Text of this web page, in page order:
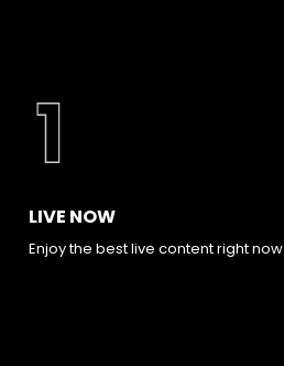
LIVE NOW
Enjoy the best live content right now